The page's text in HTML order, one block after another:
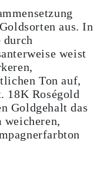
aus. In
durch
weist
Ton auf,
18K Roségold
Goldgehalt das